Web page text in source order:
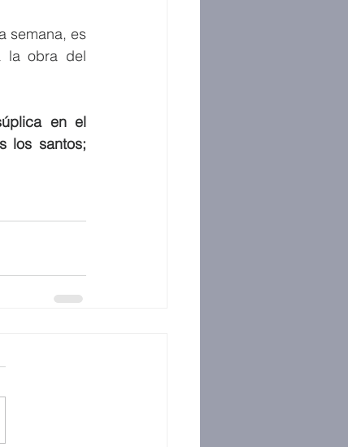
semana, es
la obra del
en el
los santos;